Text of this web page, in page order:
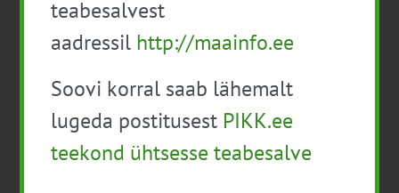
Uute aretustehnoloogiate infopäev
mahetaimekasvatajatele
mahetaimekasvatus
teabesalvest
aadressil http://maainfo.ee
Soovi korral saab lähemalt
lugeda postitusest PIKK.ee
teekond ühtsesse teabesalve